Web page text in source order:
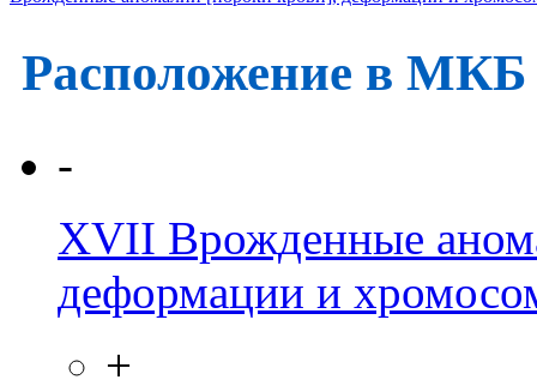
Расположение в
-
XVII Врожденные
деформации и
+